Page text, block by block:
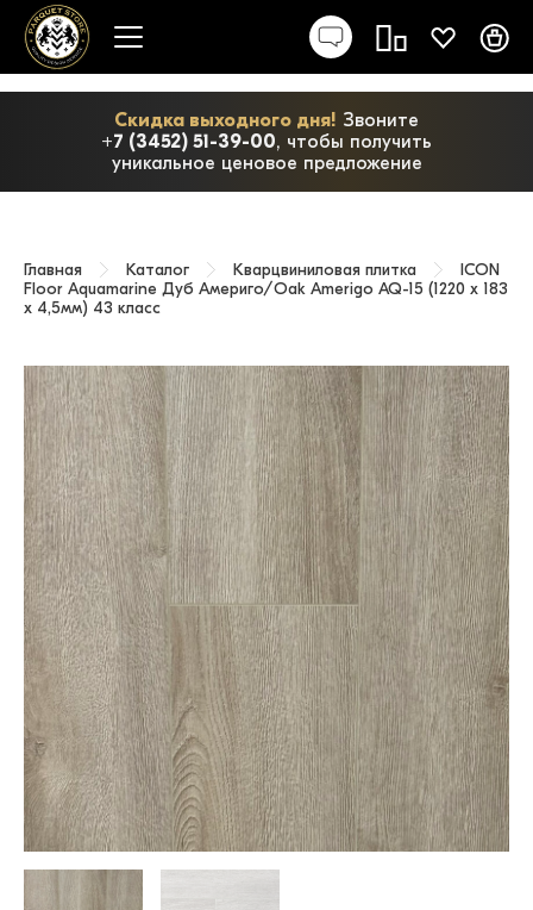
Скидка выходного дня! Звоните
+7 (3452) 51-39-00, чтобы получить
уникальное ценовое предложение
Главная Каталог Кварцвиниловая плитка
ICON
Floor Aquamarine Дуб Америго/Oak Amerigo AQ-15 (1220 х 183
x 4,5мм) 43 класс